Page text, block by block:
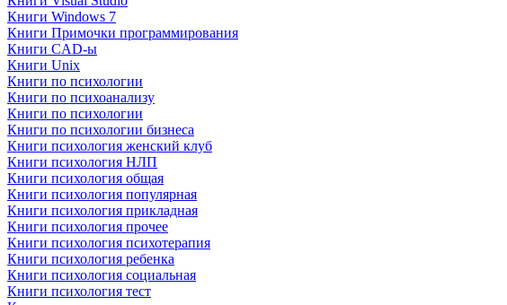
Книги Windows 7
Книги Примочки программирования
Книги CAD-ы
Книги Unix
Книги по психологии
Книги по психоанализу
Книги по психологии
Книги по психологии бизнеса
Книги психология женский клуб
Книги психология НЛП
Книги психология общая
Книги психология популярная
Книги психология прикладная
Книги психология прочее
Книги психология психотерапия
Книги психология ребенка
Книги психология социальная
Книги психология тест